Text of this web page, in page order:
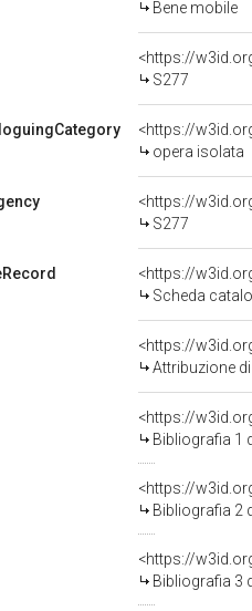
Bene mobile
<https://
S277
<https://
opera isolata
<https://
S277
<https://
Scheda
Attribuzione
<https://
Bibliografia 1
<https://
Bibliografia 2
<https://
Bibliografia 3